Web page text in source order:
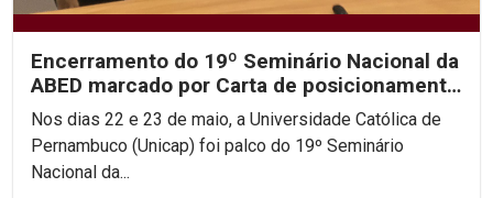
Encerramento do 19º Seminário Nacional da
ABED marcado por Carta de posicionamento
da entidade
Nos dias 22 e 23 de maio, a Universidade Católica de
Pernambuco (Unicap) foi palco do 19º Seminário
Nacional da...